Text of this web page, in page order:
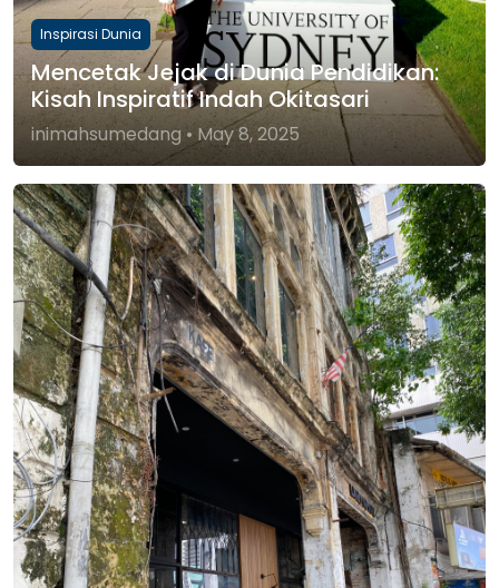
Inspirasi Dunia
Mencetak Jejak di Dunia Pendidikan:
Kisah Inspiratif Indah Okitasari
inimahsumedang • May 8, 2025